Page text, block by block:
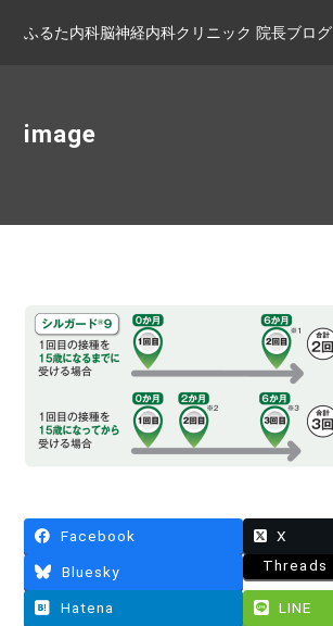
ふるた内科脳神経内科クリニック 院長ブログ
image
Facebook X
Bluesky Threads
Hatena
LINE